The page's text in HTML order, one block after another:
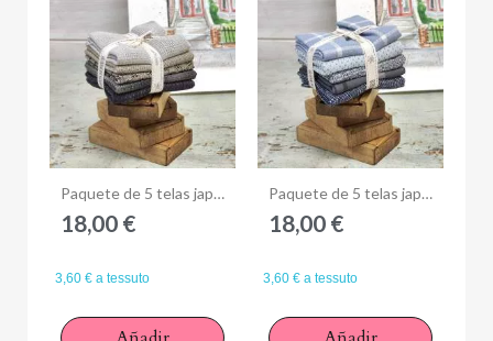
Anteprima Paquete de 5 telas japonesas 25 x 27 cm - sfumature di Grigio
18,00 €
3,60 € a tessuto
Anteprima Paquete de 5 telas japonesas 25 x 27 cm - Azzurro Blu
18,00 €
3,60 € a tessuto